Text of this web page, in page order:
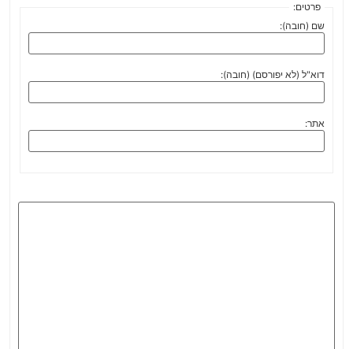
פרטים:
שם (חובה):
דוא"ל (לא יפורסם) (חובה):
אתר: